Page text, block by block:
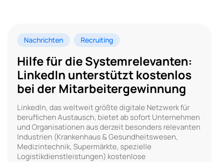
Nachrichten Recruiting
Hilfe für die Systemrelevanten:
LinkedIn unterstützt kostenlos
bei der Mitarbeitergewinnung
LinkedIn, das weltweit größte digitale Netzwerk für
beruflichen Austausch, bietet ab sofort Unternehmen
und Organisationen aus derzeit besonders relevanten
Industrien (Krankenhaus & Gesundheitswesen,
Medizintechnik, Supermärkte, spezielle
Logistikdienstleistungen) kostenlose